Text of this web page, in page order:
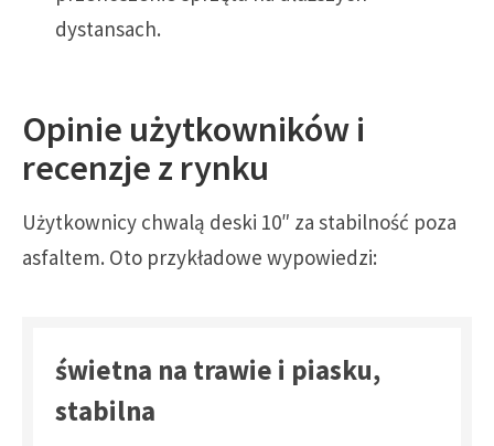
dystansach.
Opinie użytkowników i
recenzje z rynku
Użytkownicy chwalą deski 10″ za stabilność poza
asfaltem. Oto przykładowe wypowiedzi:
świetna na trawie i piasku,
stabilna